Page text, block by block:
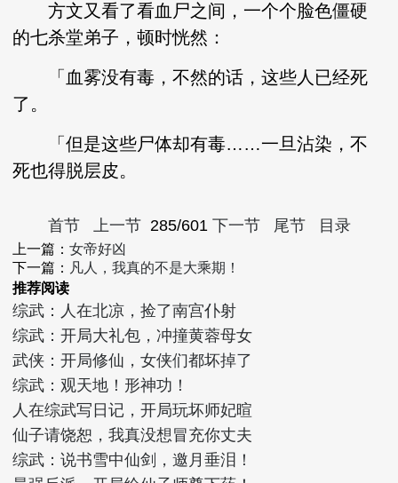
方文又看了看血尸之间，一个个脸色僵硬
的七杀堂弟子，顿时恍然：
「血雾没有毒，不然的话，这些人已经死
了。
「但是这些尸体却有毒……一旦沾染，不
死也得脱层皮。
首节 上一节 285/601 下一节 尾节 目录
上一篇：女帝好凶
下一篇： 凡人，我真的不是大乘期！
推荐阅读
综武：人在北凉，捡了南宫仆射
综武：开局大礼包，冲撞黄蓉母女
武侠：开局修仙，女侠们都坏掉了
综武：观天地！形神功！
人在综武写日记，开局玩坏师妃暄
仙子请饶恕，我真没想冒充你丈夫
综武：说书雪中仙剑，邀月垂泪！